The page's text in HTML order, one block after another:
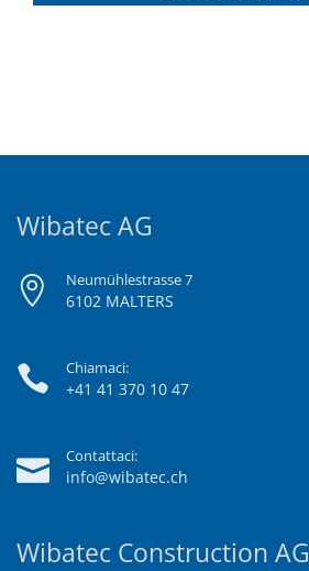
Wibatec AG
Neumühlestrasse 7
6102 MALTERS
Chiamaci:
+41 41 370 10 47
Contattaci:
info@wibatec.ch
Wibatec Construction AG